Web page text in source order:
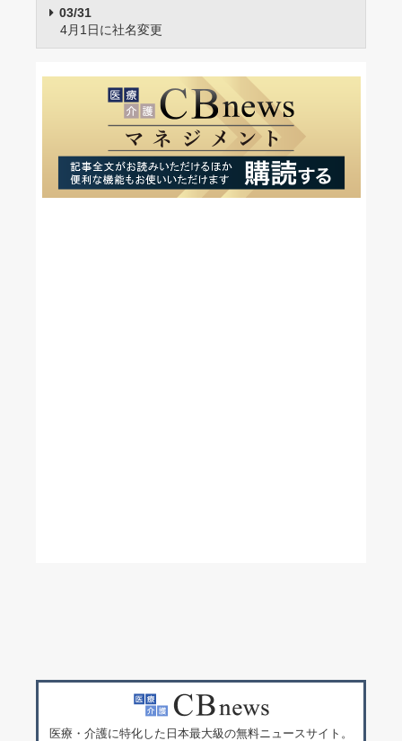
03/31
4月1日に社名変更
医療・介護に特化した日本最大級の無料ニュースサイト。